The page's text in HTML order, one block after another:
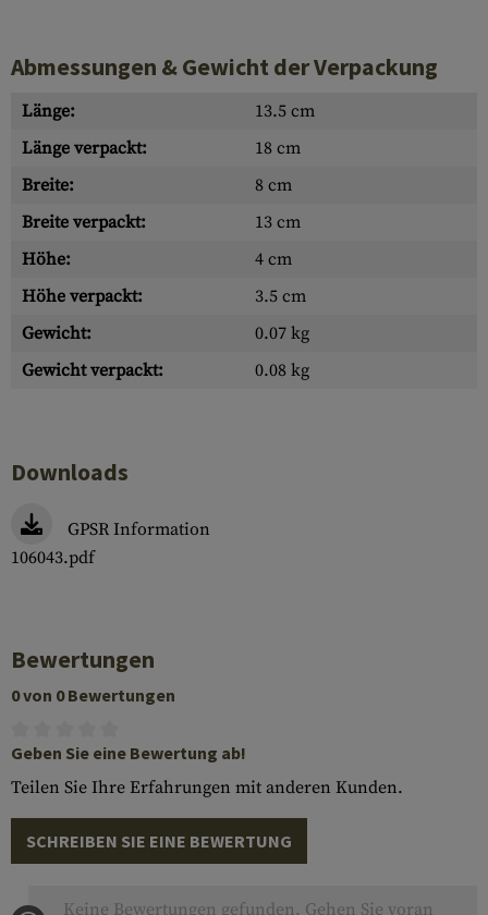
Abmessungen & Gewicht der Verpackung
Länge:
13.5 cm
Länge verpackt:
18 cm
Breite:
8 cm
Breite verpackt:
13 cm
Höhe:
4 cm
Höhe verpackt:
3.5 cm
Gewicht:
0.07 kg
Gewicht verpackt:
0.08 kg
Downloads
GPSR Information
106043.pdf
Bewertungen
0 von 0 Bewertungen
Geben Sie eine Bewertung ab!
Teilen Sie Ihre Erfahrungen mit anderen Kunden.
SCHREIBEN SIE EINE BEWERTUNG
Keine Bewertungen gefunden. Gehen Sie voran